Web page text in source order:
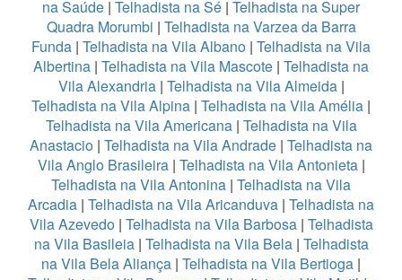
na Saúde | Telhadista na Sé | Telhadista na Super
Quadra Morumbi | Telhadista na Varzea da Barra
Funda | Telhadista na Vila Albano | Telhadista na Vila
Albertina | Telhadista na Vila Mascote | Telhadista na
Vila Alexandria| Telhadista na Vila Almeida |
Telhadista na Vila Alpina | Telhadista na Vila Amélia |
Telhadista na Vila Americana| Telhadista na Vila
Anastacio | Telhadista na Vila Andrade | Telhadista na
Vila Anglo Brasileira| Telhadista na Vila Antonieta|
Telhadista na Vila Antonina | Telhadista na Vila
Arcadia | Telhadista na Vila Aricanduva | Telhadista na
Vila Azevedo| Telhadista na Vila Barbosa| Telhadista
na Vila Basileia| Telhadista na Vila Bela| Telhadista
na Vila Bela Aliança | Telhadista na Vila Bertioga |